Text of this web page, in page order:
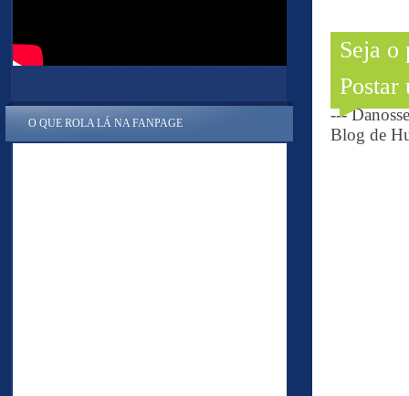
Seja o
Postar
---
Blog de
O QUE ROLA LÁ NA FANPAGE